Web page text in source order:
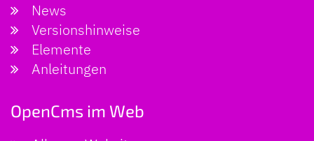
News
Versionshinweise
Elemente
Anleitungen
OpenCms im Web